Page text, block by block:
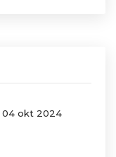
04 okt 2024